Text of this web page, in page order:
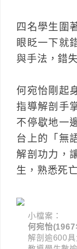
四名學生圍
眼眨一下就
與手法，錯
何宛怡剛起
指導解剖手
不停歇地一
台上的「無
解剖功力，
生，熟悉死
小檔案：
何宛怡(1967
解剖逾600具